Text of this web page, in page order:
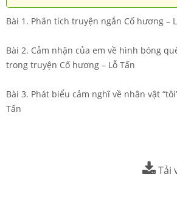
Bài 1. Phân tích truyện ngắn Cố hương –
Bài 2. Cảm nhận của em về hình bóng
trong truyện Cố hương – Lỗ Tấn
Bài 3. Phát biểu cảm nghĩ về nhân vật
Tấn
Tải